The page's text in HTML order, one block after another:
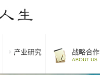
产业研究 战略合作
ABOUT US